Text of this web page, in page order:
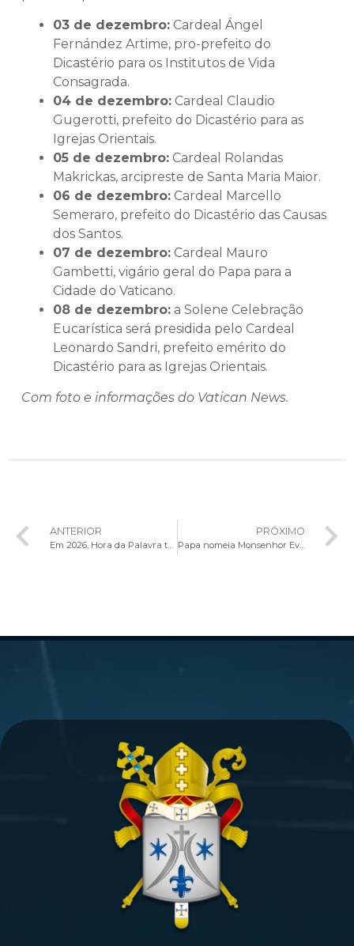
03 de dezembro: Cardeal Ángel
Fernández Artime, pro-prefeito do
Dicastério para os Institutos de Vida
Consagrada.
04 de dezembro: Cardeal Claudio
Gugerotti, prefeito do Dicastério para as
Igrejas Orientais.
05 de dezembro: Cardeal Rolandas
Makrickas, arcipreste de Santa Maria Maior.
06 de dezembro: Cardeal Marcello
Semeraro, prefeito do Dicastério das Causas
dos Santos.
07 de dezembro: Cardeal Mauro
Gambetti, vigário geral do Papa para a
Cidade do Vaticano.
08 de dezembro: a Solene Celebração
Eucarística será presidida pelo Cardeal
Leonardo Sandri, prefeito emérito do
Dicastério para as Igrejas Orientais.
Com foto e informações do Vatican News.
ANTERIOR
Em 2026, Hora da Palavra terá como foco “O amor no cotidiano da vida”
PRÓXIMO
Papa nomeia Monsenhor Evandro Campos Maria como Bispo auxiliar de Belo Horizonte